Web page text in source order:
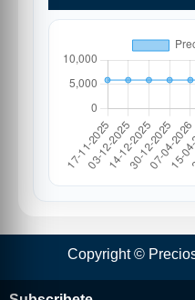
Copyright ©